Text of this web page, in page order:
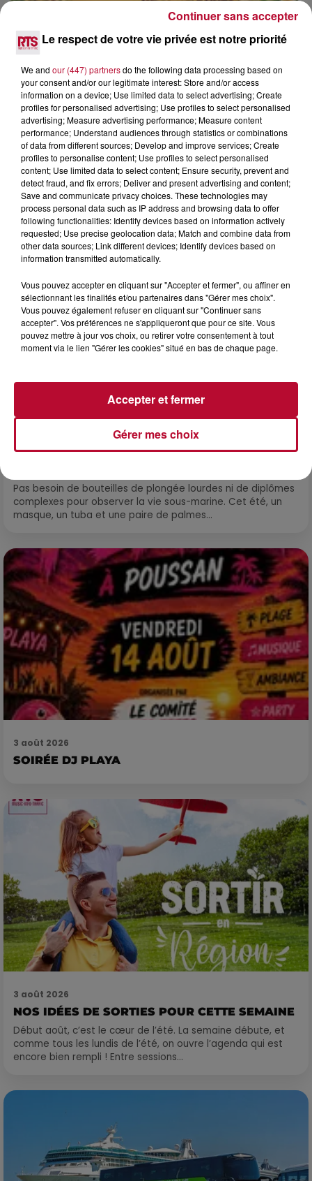
4 août 2026
FÊTE DE LA POLYNÉSIE À VILLEVEYRAC
HÉRAULT, PYRÉNÉES-ORIENTALES : TROIS
Pas besoin de bouteilles de plongée lourdes ni de diplômes
complexes pour observer la vie sous-marine. Cet été, un
masque, un tuba et une paire de palmes...
3 août 2026
SOIRÉE DJ PLAYA
3 août 2026
NOS IDÉES DE SORTIES POUR CETTE SEMAINE
Début août, c’est le cœur de l’été. La semaine débute, et
comme tous les lundis de l’été, on ouvre l’agenda qui est
encore bien rempli ! Entre sessions...
Le respect de votre vie privée est notre priorité
We and our (447) partnersdo the following data processing based on
your consent and/or our legitimate interest: Store and/or access
information on a device; Use limited data to select advertising; Create
profiles for personalised advertising; Use profiles to select personalised
advertising; Measure advertising performance; Measure content
performance; Understand audiences through statistics or combinations
of data from different sources; Develop and improve services; Create
profiles to personalise content; Use profiles to select personalised
content; Use limited data to select content; Ensure security, prevent and
detect fraud, and fix errors; Deliver and present advertising and content;
Save and communicate privacy choices. These technologies may
process personal data such as IP address and browsing data to offer
following functionalities: Identify devices based on information actively
requested; Use precise geolocation data; Match and combine data from
other data sources; Link different devices; Identify devices based on
information transmitted automatically.
Vous pouvez accepter en cliquant sur "Accepter et fermer", ou affiner en
sélectionnant les finalités et/ou partenaires dans "Gérer mes choix".
Vous pouvez également refuser en cliquant sur "Continuer sans
accepter". Vos préférences ne s'appliqueront que pour ce site. Vous
pouvez mettre à jour vos choix, ou retirer votre consentement à tout
moment via le lien "Gérer les cookies" situé en bas de chaque page.
Gérer mes choix
Accepter et fermer
Continuer sans accepter